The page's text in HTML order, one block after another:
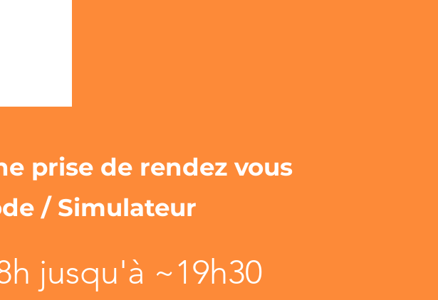
prise de rendez vous
/ Simulateur
jusqu'à ~19h30